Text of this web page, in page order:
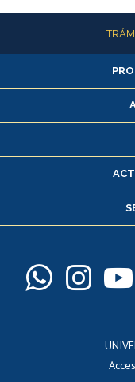
Más información
Pago